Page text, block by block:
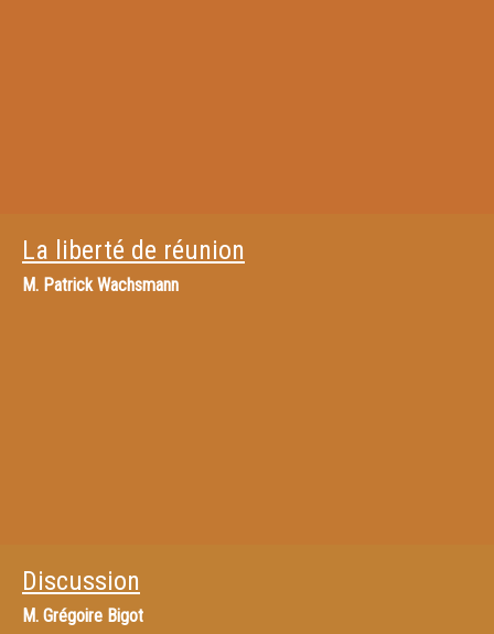
La liberté de réunion
M. Patrick Wachsmann
Discussion
M. Grégoire Bigot